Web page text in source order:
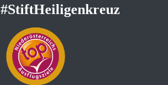
#StiftHeiligenkreuz